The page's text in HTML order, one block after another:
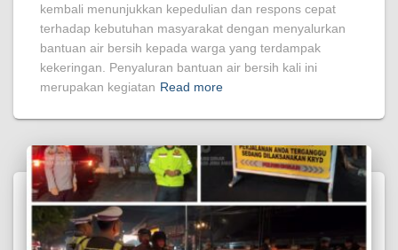
kembali menunjukkan kepedulian dan respons cepat
terhadap kebutuhan masyarakat dengan menyalurkan
bantuan air bersih kepada warga yang terdampak
kekeringan. Penyaluran bantuan air bersih kali ini
merupakan kegiatan Read more